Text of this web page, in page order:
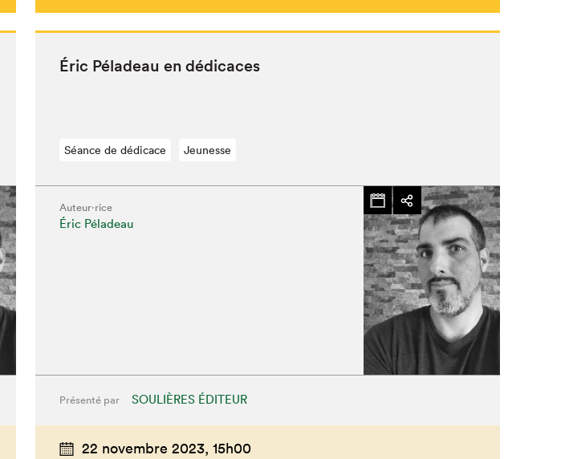
Fermer
Éric Péladeau en dédicaces
Séance de dédicace Jeunesse
Auteur·rice
Éric Péladeau
Présenté par SOULIÈRES ÉDITEUR
22 novembre 2023, 15h00